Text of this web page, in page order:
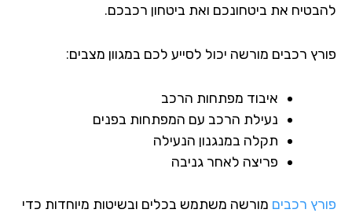
את ביטחונכם ואת ביטחון רכבכם.
רכבים מורשה יכול לסייע לכם במגוון מצבים:
איבוד מפתחות הרכב
נעילת הרכב עם המפתחות בפנים
תקלה במנגנון הנעילה
פריצה לאחר גניבה
רכביםמורשה משתמש בכלים ובשיטות מיוחדות כדי